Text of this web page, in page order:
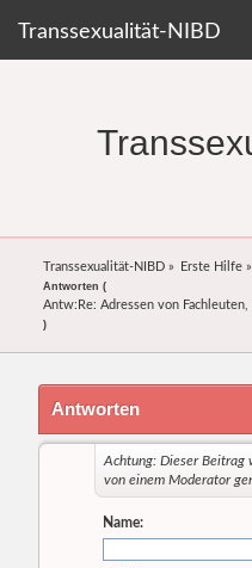
Transsexualität-NIBD
Transsexualität-NIBD» Erste Hilfe »
Antworten (
Antw:Re: Adressen von
)
Antworten
Achtung: Dieser Beitrag
von einem Moderator
Name: